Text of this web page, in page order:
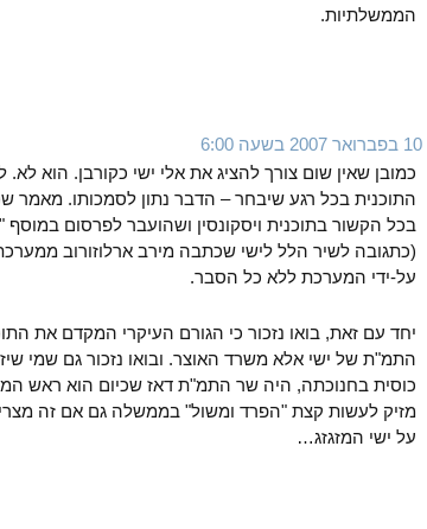
הממשלתיות.
10 בפברואר 2007 בשעה 6:00
כמובן שאין שום צורך להציג את אלי ישי כקורבן. הוא
התוכנית בכל רגע שיבחר – הדבר נתון לסמכותו. מאמר
בכל הקשור בתוכנית ויסקונסין ושהועבר לפרסום
(כתגובה לשיר הלל לישי שכתבה מירב ארלוזורוב
על-ידי המערכת ללא כל הסבר.
יחד עם זאת, בואו נזכור כי הגורם העיקרי המקדם את
התמ"ת של ישי אלא משרד האוצר. ובואו נזכור גם שמי
כוסית בחנוכתה, היה שר התמ"ת דאז שכיום הוא ראש
מזיק לעשות קצת "הפרד ומשול" בממשלה גם אם זה
על ישי המזגזג…